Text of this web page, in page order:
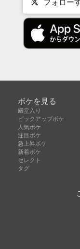
ボケを見る
殿堂入り
ピックアップボケ
人気ボケ
注目ボケ
急上昇ボケ
新着ボケ
セレクト
タグ